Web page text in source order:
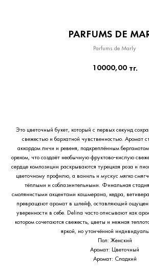
PARFUMS DE
Parfums de Marly
10000,00 тг.
Это цветочный букет, который с первых секунд
свежестью и бархатной чувственностью. Аромат
аккордом личи и ревеня, подкреплённым
орехом, что создаёт необычную фруктово‑кислую
сердце композиции раскрываются турецкая роза и
цветочному профилю, а ваниль и мускус мягко
тёплыми и соблазнительными. Финальная
смолянистыми акцентами кашмеранa, кедра,
превращают аромат в шлейф, оставляющий
уверенности в себе. Delina часто описывают как
котором сочетаются свежесть, цветы и нежная
яркой, но утончённой
Пол: Женский
Аромат: Цветочный
Аромат: Сладкий